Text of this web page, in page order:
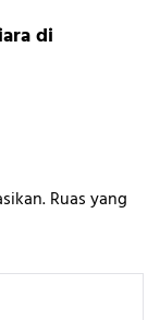
di
Ruas yang